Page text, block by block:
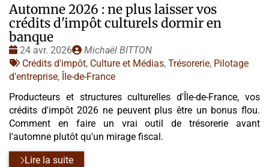
Automne 2026 : ne plus laisser vos
crédits d'impôt culturels dormir en
banque
Date
:
24 avr. 2026
Publié
par
Michaël BITTON
Tags
:
Crédits d'impôt, Culture et Médias, Trésorerie, Pilotage
d'entreprise, Île-de-France
Producteurs et structures culturelles d'Île-de-France, vos
crédits d'impôt 2026 ne peuvent plus être un bonus flou.
Comment en faire un vrai outil de trésorerie avant
l'automne plutôt qu'un mirage fiscal.
Lire la suite